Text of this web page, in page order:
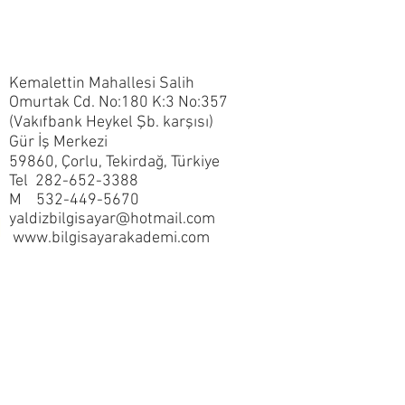
Kemalettin Mahallesi Salih
Omurtak Cd. No:180 K:3 No:357
(Vakıfbank Heykel Şb. karşısı)
Gür İş Merkezi
59860, Çorlu, Tekirdağ, Türkiye
Tel 282-652-3388
M 532-449-5670
yaldizbilgisayar@hotmail.com
www.bilgisayarakademi.com